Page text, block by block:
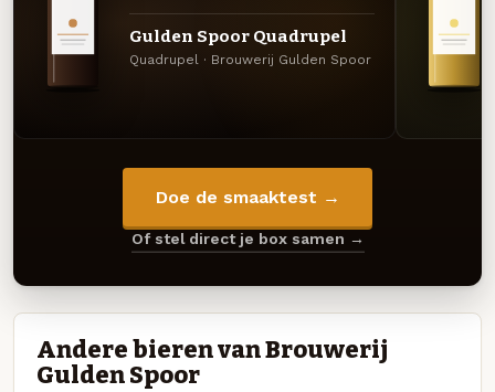
Gulden Spoor Quadrupel
Quadrupel · Brouwerij Gulden Spoor
Doe de smaaktest →
Of stel direct je box samen →
Andere bieren van Brouwerij
Gulden Spoor